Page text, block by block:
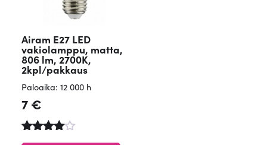
Airam E27 LED
vakiolamppu, matta,
806 lm, 2700K,
2kpl/pakkaus
Paloaika: 12 000 h
7€